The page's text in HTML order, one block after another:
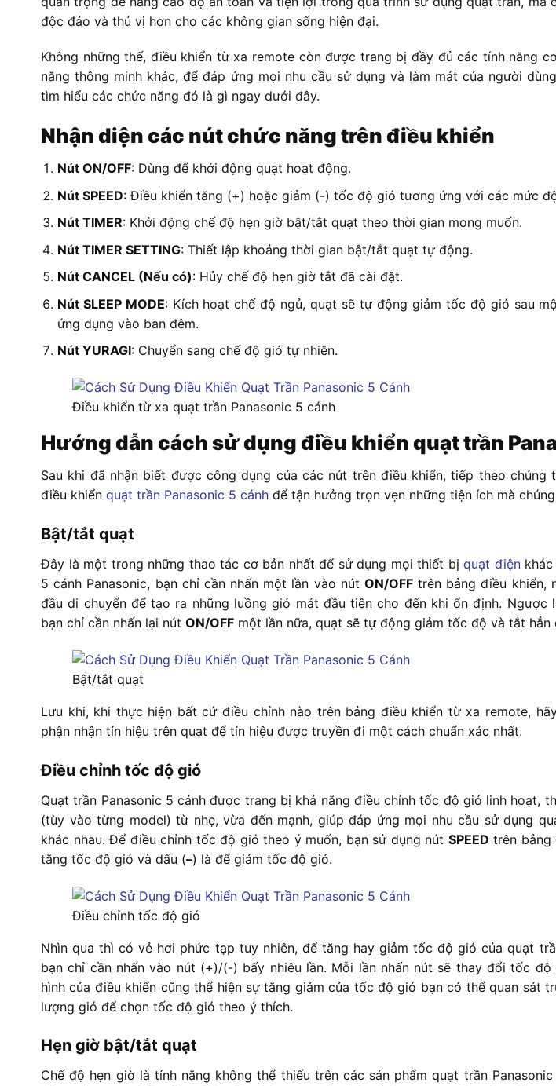
độc đáo và thú vị hơn cho các không gian sống hiện đại.
Không những thế, điều khiển từ xa remote còn được trang bị đầy đủ các tính năng
năng thông minh khác, để đáp ứng mọi nhu cầu sử dụng và làm mát của người
tìm hiểu các chức năng đó là gì ngay dưới đây.
Nhận diện các nút chức năng trên điều khiển
Nút ON/OFF: Dùng để khởi động quạt hoạt động.
Nút SPEED: Điều khiển tăng (+) hoặc giảm (-) tốc độ gió tương ứng với các mức
Nút TIMER: Khởi động chế độ hẹn giờ bật/tắt quạt theo thời gian mong muốn.
Nút TIMER SETTING: Thiết lập khoảng thời gian bật/tắt quạt tự động.
Nút CANCEL (Nếu có): Hủy chế độ hẹn giờ tắt đã cài đặt.
Nút SLEEP MODE: Kích hoạt chế độ ngủ, quạt sẽ tự động giảm tốc độ gió sau
ứng dụng vào ban đêm.
Nút YURAGI: Chuyển sang chế độ gió tự nhiên.
Điều khiển từ xa quạt trần Panasonic 5 cánh
Hướng dẫn cách sử dụng điều khiển quạt trần
Sau khi đã nhận biết được công dụng của các nút trên điều khiển, tiếp theo
điều khiển quạt trần Panasonic 5 cánh để tận hưởng trọn vẹn những tiện ích mà
Bật/tắt quạt
Đây là một trong những thao tác cơ bản nhất để sử dụng mọi thiết bịquạt điệnkhác
5 cánh Panasonic, bạn chỉ cần nhấn một lần vào nút ON/OFFtrên bảng điều khiển,
đầu di chuyển để tạo ra những luồng gió mát đầu tiên cho đến khi ổn định. Ngược
bạn chỉ cần nhấn lại nút ON/OFF một lần nữa, quạt sẽ tự động giảm tốc độ và tắt hẳn
Bật/tắt quạt
Lưu khi, khi thực hiện bất cứ điều chỉnh nào trên bảng điều khiển từ xa remote,
phận nhận tín hiệu trên quạt để tín hiệu được truyền đi một cách chuẩn xác nhất.
Điều chỉnh tốc độ gió
Quạt trần Panasonic 5 cánh được trang bị khả năng điều chỉnh tốc độ gió linh hoạt,
(tùy vào từng model) từ nhẹ, vừa đến mạnh, giúp đáp ứng mọi nhu cầu sử dụng
khác nhau. Để điều chỉnh tốc độ gió theo ý muốn, bạn sử dụng nút SPEED trên bảng
tăng tốc độ gió và dấu (–) là để giảm tốc độ gió.
Điều chỉnh tốc độ gió
Nhìn qua thì có vẻ hơi phức tạp tuy nhiên, để tăng hay giảm tốc độ gió của quạt
bạn chỉ cần nhấn vào nút (+)/(-) bấy nhiêu lần. Mỗi lần nhấn nút sẽ thay đổi tốc
hình của điều khiển cũng thể hiện sự tăng giảm của tốc độ gió bạn có thể quan sát
lượng gió để chọn tốc độ gió theo ý thích.
Hẹn giờ bật/tắt quạt
Chế độ hẹn giờ là tính năng không thể thiếu trên các sản phẩm quạt trần